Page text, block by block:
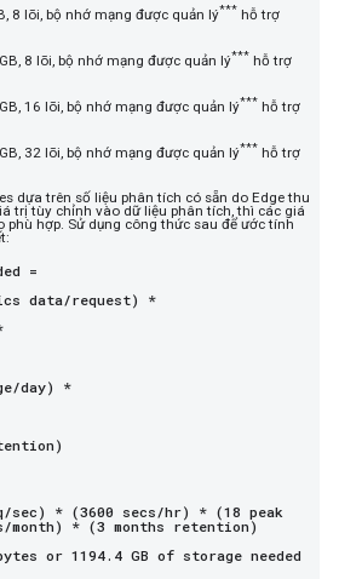
8 lõi, bộ nhớ mạng được quản lý*** hỗ trợ
8 lõi, bộ nhớ mạng được quản lý*** hỗ trợ
16 lõi, bộ nhớ mạng được quản lý*** hỗ trợ
32 lõi, bộ nhớ mạng được quản lý*** hỗ trợ
dựa trên số liệu phân tích có sẵn do Edge thu
trị tùy chỉnh vào dữ liệu phân tích, thì các giá
phù hợp. Sử dụng công thức sau để ước tính
=
data/request) *
day) *
sec) * (3600 secs/hr) * (18 peak
month) * (3 months retention)
or 1194.4 GB of storage needed